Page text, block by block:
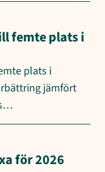
femte plats i
plats i
jämfört
för 2026